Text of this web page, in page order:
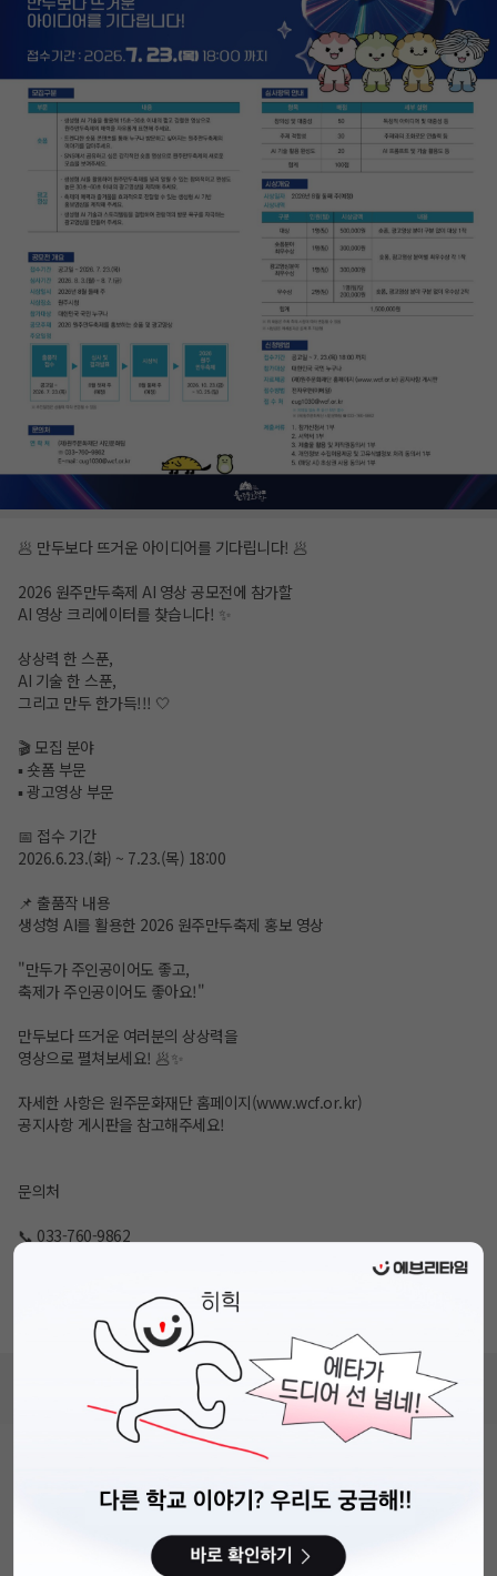
🥟 만두보다 뜨거운 아이디어를 기다립니다! 🥟
2026 원주만두축제 AI 영상 공모전에 참가할
AI 영상 크리에이터를 찾습니다! ✨
상상력 한 스푼,
AI 기술 한 스푼,
그리고 만두 한가득!!! 🤍
🎬 모집 분야
▪ 숏폼 부문
▪ 광고영상 부문
📅 접수 기간
2026.6.23.(화) ~ 7.23.(목) 18:00
📌 출품작 내용
생성형 AI를 활용한 2026 원주만두축제 홍보 영상
"만두가 주인공이어도 좋고,
축제가 주인공이어도 좋아요!"
만두보다 뜨거운 여러분의 상상력을
영상으로 펼쳐보세요! 🥟✨
자세한 사항은 원주문화재단 홈페이지(www.wcf.or.kr)
공지사항 게시판을 참고해주세요!
문의처
📞 033-760-9862
cug1030@wcf.or.kr
서울특별시 마포구 양화로 113, 5층
사업자등록번호 : 572-87-02009
개인정보처리방침 커뮤니티이용규칙 공지사항
© 에브리커리어(캠퍼스픽)